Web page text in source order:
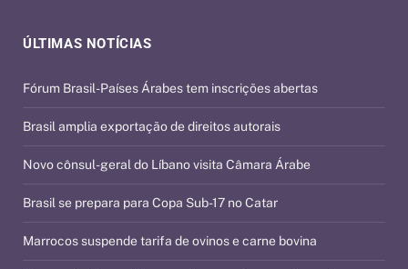
ÚLTIMAS NOTÍCIAS
Fórum Brasil-Países Árabes tem inscrições abertas
Brasil amplia exportação de direitos autorais
Novo cônsul-geral do Líbano visita Câmara Árabe
Brasil se prepara para Copa Sub-17 no Catar
Marrocos suspende tarifa de ovinos e carne bovina